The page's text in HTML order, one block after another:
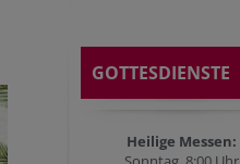
GOTTESDIENSTE
Heilige Messen: